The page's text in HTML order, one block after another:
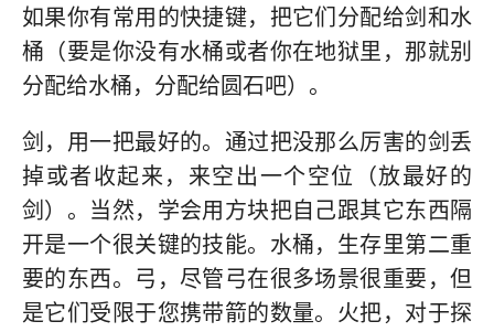
如果你有常用的快捷键，把它们分配给剑和水
桶（要是你没有水桶或者你在地狱里，那就别
分配给水桶，分配给圆石吧）。
剑，用一把最好的。通过把没那么厉害的剑丢
掉或者收起来，来空出一个空位（放最好的
剑）。当然，学会用方块把自己跟其它东西隔
开是一个很关键的技能。水桶，生存里第二重
要的东西。弓，尽管弓在很多场景很重要，但
是它们受限于您携带箭的数量。火把，对于探